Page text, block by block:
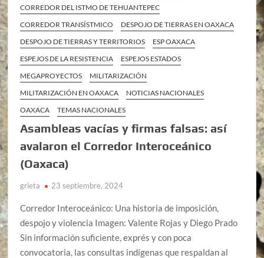
CORREDOR DEL ISTMO DE TEHUANTEPEC
CORREDOR TRANSÍSTMICO
DESPOJO DE TIERRAS EN OAXACA
DESPOJO DE TIERRAS Y TERRITORIOS
ESP OAXACA
ESPEJOS DE LA RESISTENCIA
ESPEJOS ESTADOS
MEGAPROYECTOS
MILITARIZACIÓN
MILITARIZACIÓN EN OAXACA
NOTICIAS NACIONALES
OAXACA
TEMAS NACIONALES
Asambleas vacías y firmas falsas: así
avalaron el Corredor Interoceánico
(Oaxaca)
grieta 23 septiembre, 2024
Corredor Interoceánico: Una historia de imposición,
despojo y violencia Imagen: Valente Rojas y Diego Prado
Sin información suficiente, exprés y con poca
convocatoria, las consultas indígenas que respaldan al